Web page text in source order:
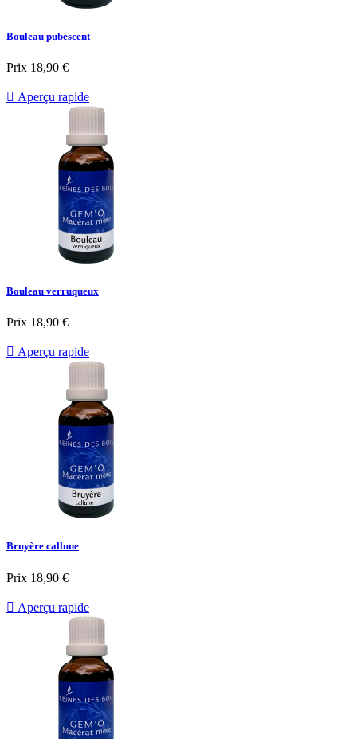
Bouleau pubescent
Prix 18,90 €
 Aperçu rapide
Bouleau verruqueux
Prix 18,90 €
 Aperçu rapide
Bruyère callune
Prix 18,90 €
 Aperçu rapide